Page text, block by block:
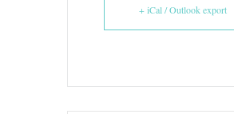
+ iCal / Outlook export